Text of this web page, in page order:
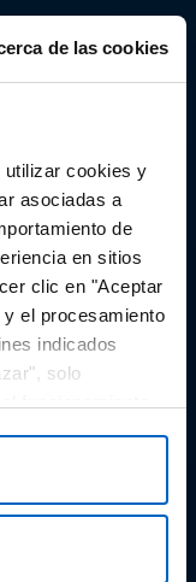
de las cookies
cookies y
asociadas a
de
en sitios
clic en "Aceptar
el procesamiento
indicados
solo
En
o retirar su
sanitarios de
00103, SC-
SC-ES-